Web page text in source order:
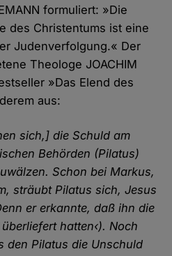
formuliert: »Die
des Christentums ist eine
Judenverfolgung.« Der
Theologe JOACHIM
»Das Elend des
aus:
sich,] die Schuld am
Behörden (Pilatus)
Schon bei Markus,
sträubt Pilatus sich, Jesus
er erkannte, daß ihn die
hatten‹). Noch
den Pilatus die Unschuld